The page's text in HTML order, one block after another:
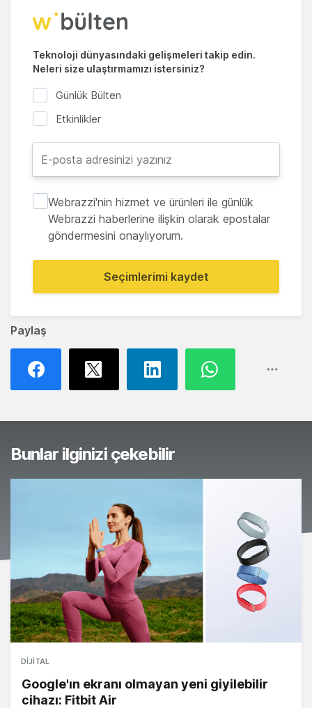
Paylaş
Teknoloji dünyasındaki gelişmeleri takip edin.
Neleri size ulaştırmamızı istersiniz?
Günlük Bülten
Etkinlikler
Webrazzi'nin hizmet ve ürünleri ile günlük
Webrazzi haberlerine ilişkin olarak epostalar
göndermesini onaylıyorum.
Seçimlerimi kaydet
Bunlar ilginizi çekebilir
DIJITAL
Google'ın ekranı olmayan yeni giyilebilir
cihazı: Fitbit Air